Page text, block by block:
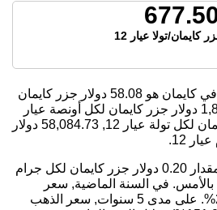
كايمان/تولا عيار 12
58.08 دولار جزر كايمان
دولار جزر كايمان لكل أونصة عيار
لكل تولة عيار 12, 58,084.73 دولار
12.
اليوم، ارتفع سعر الذهب بمقدار 0.20 دولار جزر كايمان لكل جرام
مقارنةً بالأمس. في السنة الماضية, سعر
الذهب ارتفع بمقدار 27.63%. على مدى 5 سنوات, سعر الذهب